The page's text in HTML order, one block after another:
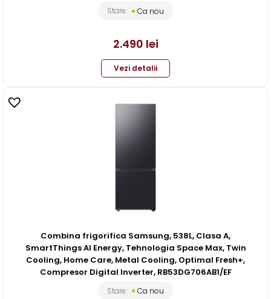
Stare: Ca nou
2.490 lei
Vezi detalii
Combina frigorifica Samsung, 538L, Clasa A,
SmartThings AI Energy, Tehnologia Space Max, Twin
Cooling, Home Care, Metal Cooling, Optimal Fresh+,
Compresor Digital Inverter, RB53DG706AB1/EF
Stare: Ca nou